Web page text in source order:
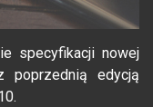
specyfikacji nowej
edycją